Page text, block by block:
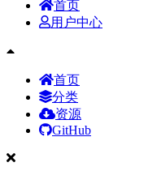
首页
用户中心
首页
分类
资源
GitHub